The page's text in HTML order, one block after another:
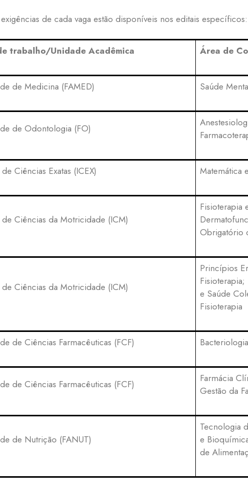
de cada vaga estão disponíveis nos editais específicos:
trabalho/Unidade Acadêmica Área de
de Medicina (FAMED) Saúde
de Odontologia (FO)
Ciências Exatas (ICEX) Matemática
de Ciências da Motricidade (ICM)
Fisioterapia
Obrigatório
de Ciências da Motricidade (ICM)
Princípios
e Saúde
Fisioterapia
de Ciências Farmacêuticas (FCF)
de Ciências Farmacêuticas (FCF)
Farmácia
Gestão da
de Nutrição (FANUT)
Tecnologia
e
de